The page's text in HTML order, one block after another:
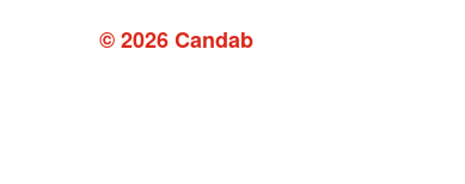
© 2026 Candab